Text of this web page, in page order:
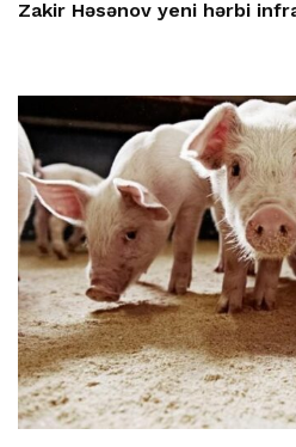
Zakir Həsənov yeni hərbi